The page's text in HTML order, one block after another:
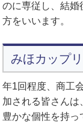
のに専従し、結婚
方をいいます。
みほカップ
年1回程度、商工
加される皆さん
豊かな個性を持っ